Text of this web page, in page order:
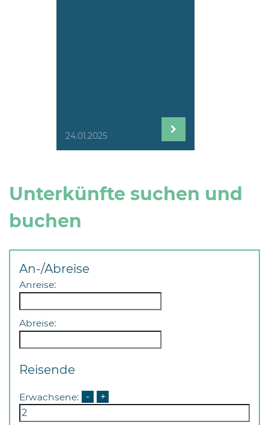
24.01.2025
Unterkünfte suchen und
buchen
An-/Abreise
Anreise:
Abreise:
Reisende
Erwachsene: - +